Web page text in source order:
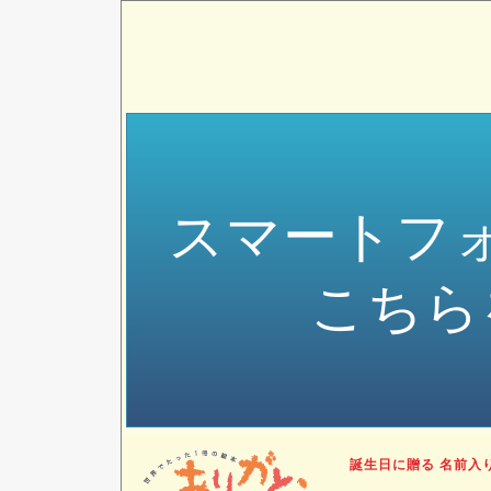
スマートフ
こち
誕生日に贈る 名前入